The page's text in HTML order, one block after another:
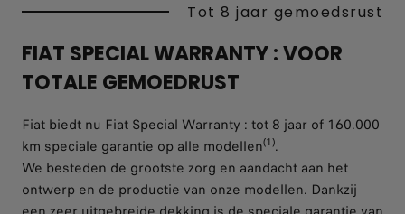
Tot 8 jaar gemoedsrust
FIAT SPECIAL WARRANTY : VOOR
TOTALE GEMOEDRUST
Fiat biedt nu Fiat Special Warranty : tot 8 jaar of 160.000
km speciale garantie op alle modellen(1).
We besteden de grootste zorg en aandacht aan het
ontwerp en de productie van onze modellen. Dankzij